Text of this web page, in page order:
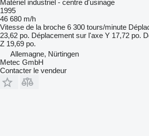
Matériel industriel - centre d'usinage
1995
46 680 m/h
Vitesse de la broche 6 300 tours/minute
23,62 po. Déplacement sur l'axe Y 17,72 po.
Z 19,69 po.
Allemagne, Nürtingen
Metec GmbH
Contacter le vendeur